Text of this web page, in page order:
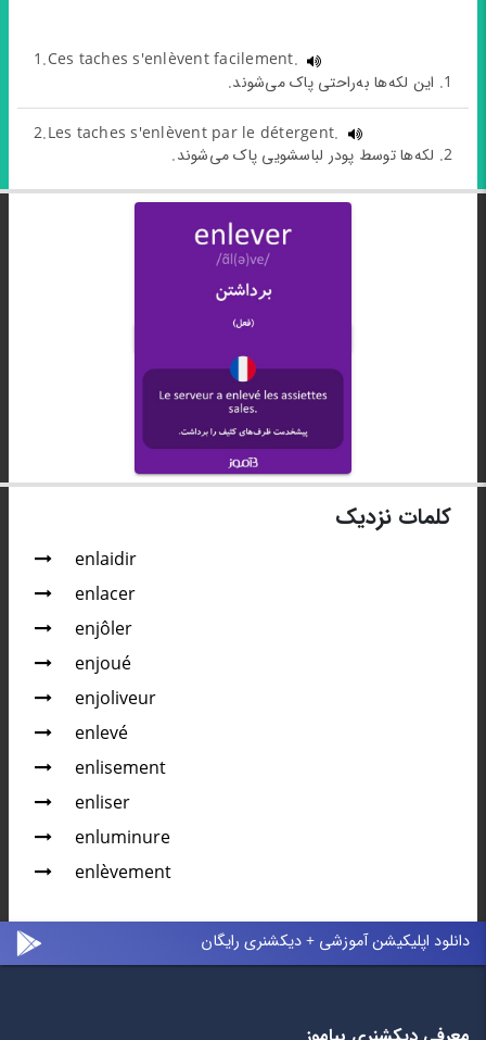
1.Ces taches s'enlèvent facilement.
1. این لکه‌‌ها به‌راحتی پاک می‌شوند.
2.Les taches s'enlèvent par le détergent.
2. لکه‌ها توسط پودر لباسشویی پاک می‌شوند.
کلمات نزدیک
enlaidir
enlacer
enjôler
enjoué
enjoliveur
enlevé
enlisement
enliser
enluminure
enlèvement
دانلود اپلیکیشن آموزشی + دیکشنری رایگان